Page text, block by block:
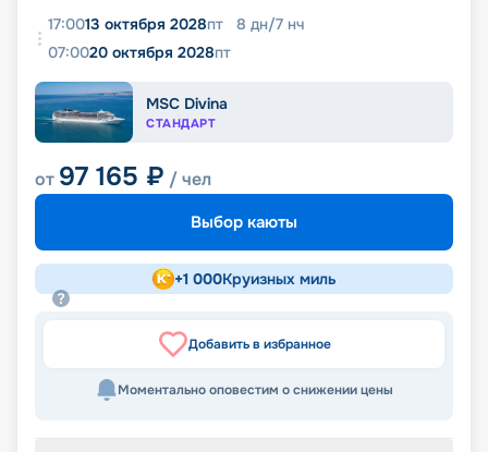
17:0013 октября 2028пт 8 дн/7 нч
07:0020 октября 2028пт
MSC Divina
СТАНДАРТ
от 97 165 ₽ / чел
Выбор каюты
+1 000Круизных миль
Добавить в избранное
Моментально оповестим о снижении цены